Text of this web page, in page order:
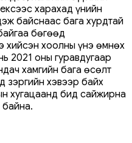
харахад үнийн
байснаас бага хурдтай
бөгөөд
хийсэн хоолны үнэ өмнөх
2021 оны гуравдугаар
хамгийн бага өсөлт
зэргийн хэвээр байх
хугацаанд бид сайжирна